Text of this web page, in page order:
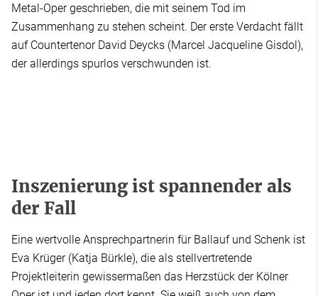
Metal-Oper geschrieben, die mit seinem Tod im
Zusammenhang zu stehen scheint. Der erste Verdacht fällt
auf Countertenor David Deycks (Marcel Jacqueline Gisdol),
der allerdings spurlos verschwunden ist.
Inszenierung ist spannender als
der Fall
Eine wertvolle Ansprechpartnerin für Ballauf und Schenk ist
Eva Krüger (Katja Bürkle), die als stellvertretende
Projektleiterin gewissermaßen das Herzstück der Kölner